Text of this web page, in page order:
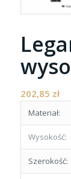
202,85 zł
Materiał:
Wysokość:
Szerokość: